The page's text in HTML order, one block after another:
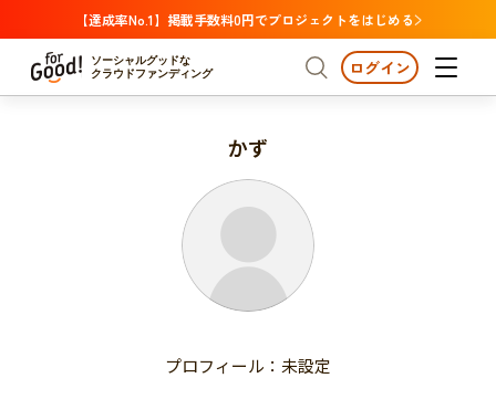
【達成率No.1】掲載手数料0円でプロジェクトをはじめる
ソーシャルグッドな
クラウドファンディング
プロジェクトからさがす 注目
支援金額が多い
支援人数が多い
終了日が近い
国際協力
支援金額が多い
終了日が近い
カテゴリーからさがす
医療・福祉
子ども・教育
人権・マイノリティ
ログイン
かず
プロフィール：未設定